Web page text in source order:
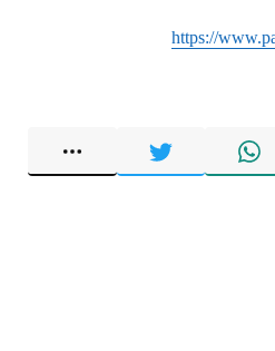
https://